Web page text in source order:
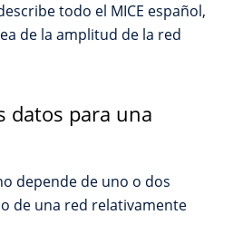
todo el MICE español,
de la amplitud de la red
datos para una
depende de uno o dos
de una red relativamente